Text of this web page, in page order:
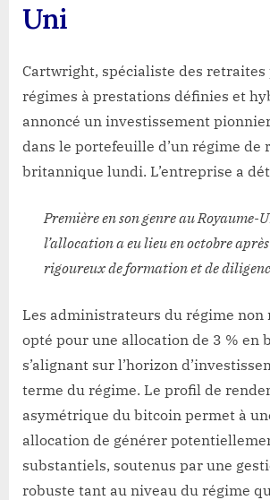
Uni
Cartwright, spécialiste des retraites
régimes à prestations définies et
annoncé un investissement
dans le portefeuille d’un régime de
britannique lundi. L’entreprise a
Première en son genre au Royaume-
l’allocation a eu lieu en octobre
rigoureux de formation et de
Les administrateurs du régime non
opté pour une allocation de 3 % en
s’alignant sur l’horizon
terme du régime. Le profil de
asymétrique du bitcoin permet à
allocation de générer
substantiels, soutenus par une
robuste tant au niveau du régime